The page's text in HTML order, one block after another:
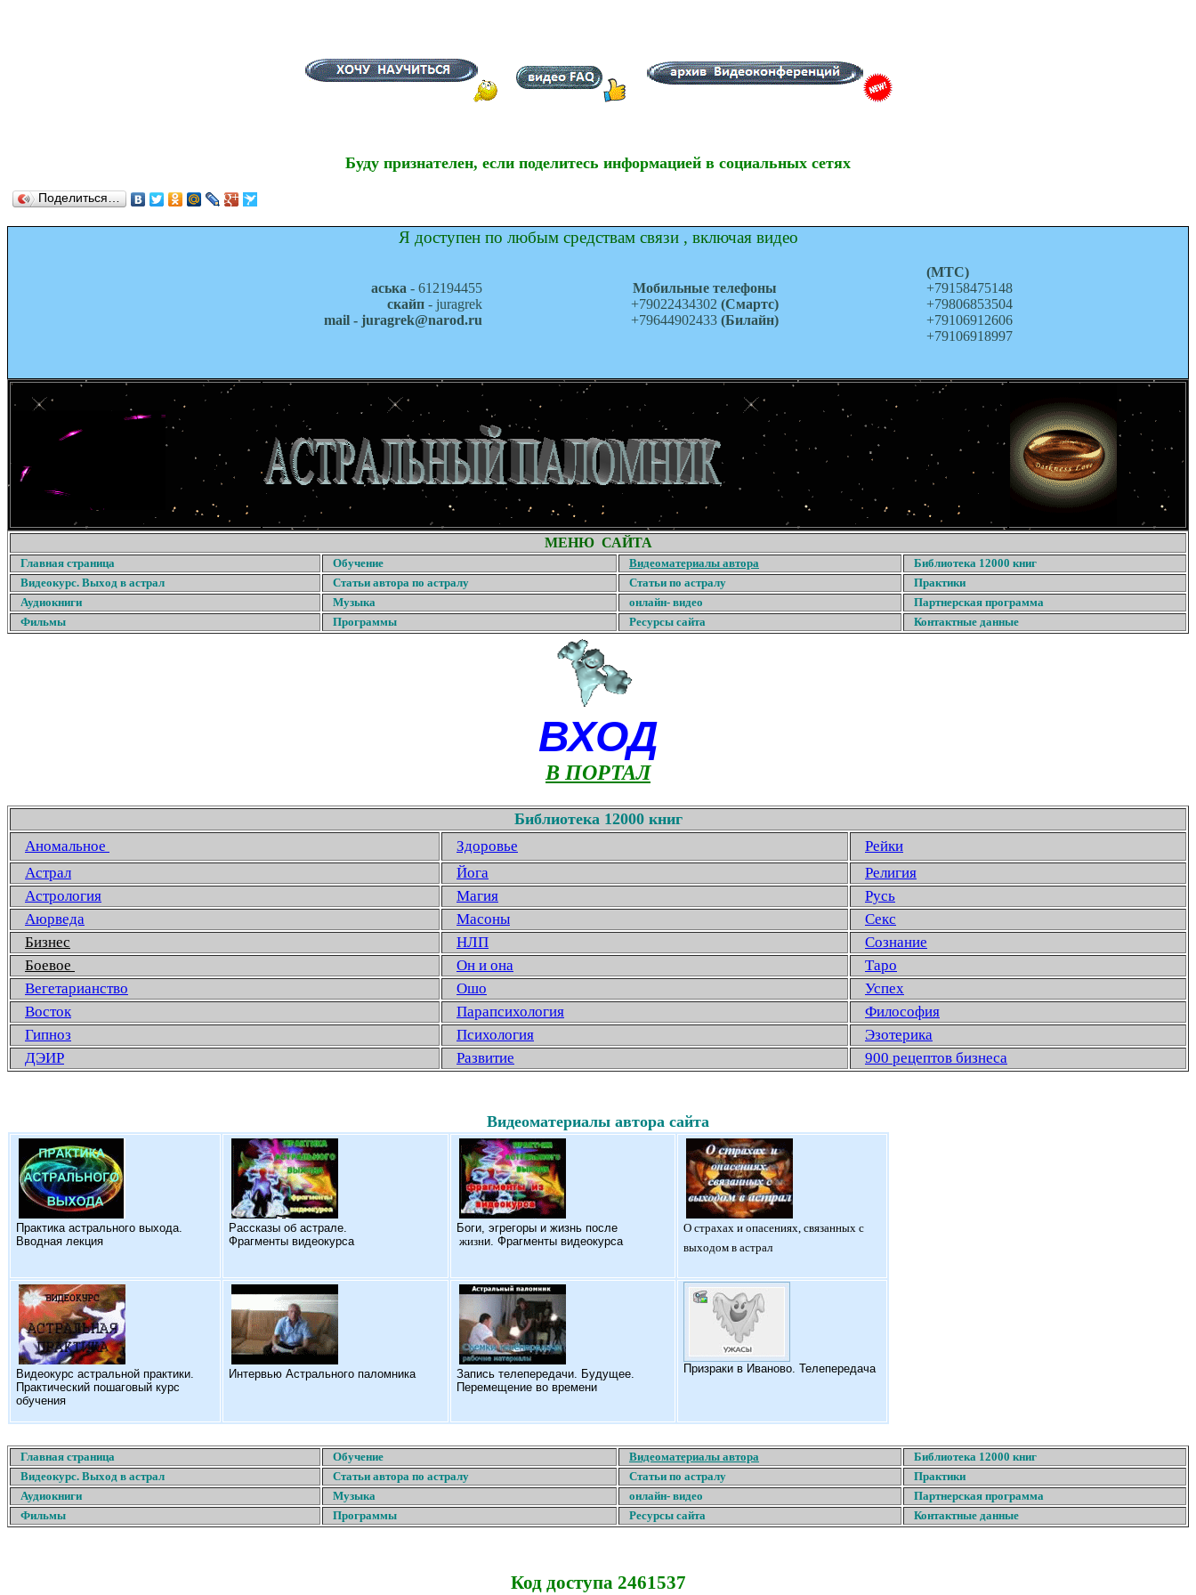
Буду признателен, если поделитесь информацией в социальных сетях
Поделиться…
Я доступен по любым средствам связи , включая видео
аська - 612194455
скайп - juragrek
mail - juragrek@narod.ru
Мобильные телефоны
+79022434302 (Смартс)
+79644902433(Билайн)
(МТС)
+79158475148
+79806853504
+79106912606
+79106918997
МЕНЮ САЙТА
Главная страница Обучение Видеоматериалы автора
Библиотека 12000 книг
Видеокурс. Выход в астрал
Статьи автора по астралу Статьи по астралу
Практики
Аудиокниги
Музыка онлайн- видео
Партнерская программа
Фильмы
Программы Ресурсы сайта Контактные данные
ВХОД
В ПОРТАЛ
Библиотека 12000 книг
Аномальное Здоровье
Рейки
Астрал
Йога
Религия
Астрология
Магия
Русь
Аюрведа
Масоны
Секс
Бизнес
НЛП
Сознание
Боевое
Он и она
Таро
Вегетарианство
Ошо
Успех
Восток
Парапсихология
Философия
Гипноз
Психология
Эзотерика
ДЭИР
Развитие 900 рецептов бизнеса
Видеоматериалы автора сайта
Практика астрального выхода.
Вводная лекция
Рассказы об астрале.
Фрагменты видеокурса
Боги, эгрегоры и жизнь после
жизни. Фрагменты видеокурса
О страхах и опасениях, связанных с
выходом в астрал
Видеокурс астральной практики.
Практический пошаговый курс
обучения
Интервью Астрального паломника
Запись телепередачи. Будущее.
Перемещение во времени
Призраки в Иваново. Телепередача
Главная страница Обучение Видеоматериалы автора
Библиотека 12000 книг
Видеокурс. Выход в астрал
Статьи автора по астралу Статьи по астралу
Практики
Аудиокниги
Музыка онлайн- видео
Партнерская программа
Фильмы
Программы Ресурсы сайта Контактные данные
Код доступа 2461537